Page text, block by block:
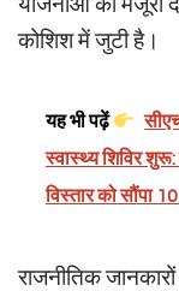
कोशिश में जुटी है।
यह भी पढ़ें
स्वास्थ्य शिविर
विस्तार को सौंपा
राजनीतिक